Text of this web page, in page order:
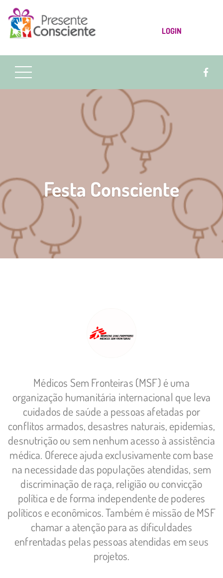
LOGIN
Festa Consciente
Médicos Sem Fronteiras (MSF) é uma
organização humanitária internacional que leva
cuidados de saúde a pessoas afetadas por
conflitos armados, desastres naturais, epidemias,
desnutrição ou sem nenhum acesso à assistência
médica. Oferece ajuda exclusivamente com base
na necessidade das populações atendidas, sem
discriminação de raça, religião ou convicção
política e de forma independente de poderes
políticos e econômicos. Também é missão de MSF
chamar a atenção para as dificuldades
enfrentadas pelas pessoas atendidas em seus
projetos.